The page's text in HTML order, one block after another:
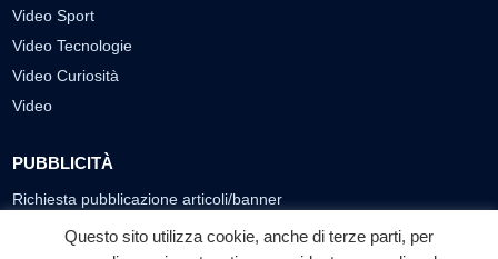
Video Sport
Video Tecnologie
Video Curiosità
Video
PUBBLICITÀ
Richiesta pubblicazione articoli/banner
SEGUICI SUI SOCIAL
Questo sito utilizza cookie, anche di terze parti, per